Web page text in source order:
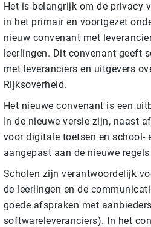
Het is belangrijk om de privacy
in het primair en voortgezet
nieuw convenant met
leerlingen. Dit convenant geeft
met leveranciers en uitgevers
Rijksoverheid.
Het nieuwe convenant is een
In de nieuwe versie zijn, naast
voor digitale toetsen en school-
aangepast aan de nieuwe
Scholen zijn verantwoordelijk
de leerlingen en de
goede afspraken met
softwareleveranciers). In het